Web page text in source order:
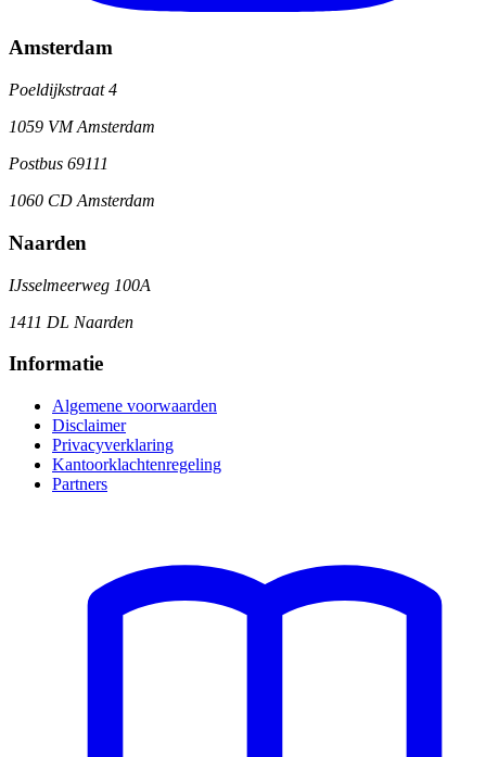
Amsterdam
Poeldijkstraat 4
1059 VM Amsterdam
Postbus 69111
1060 CD Amsterdam
Naarden
IJsselmeerweg 100A
1411 DL Naarden
Informatie
Algemene voorwaarden
Disclaimer
Privacyverklaring
Kantoorklachtenregeling
Partners